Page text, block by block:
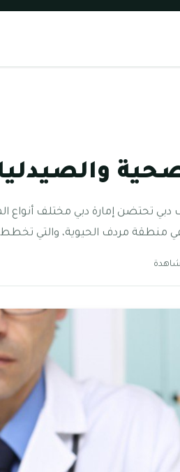
تحتضن إمارة دبي مختلف أنواع
منطقة مردف الحيوية، والتي تخطط